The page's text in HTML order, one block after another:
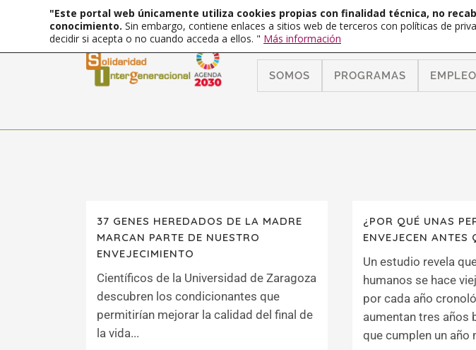
SOMOS PROGRAMAS EMPLEO
37 GENES HEREDADOS DE LA MADRE
MARCAN PARTE DE NUESTRO
ENVEJECIMIENTO
Científicos de la Universidad de Zaragoza
descubren los condicionantes que
permitirían mejorar la calidad del final de
la vida...
¿POR QUÉ UNAS
ENVEJECEN ANTES
Un estudio revela
humanos se hace
por cada año
aumentan tres años
que cumplen un año
"Este portal web únicamente utiliza cookies propias con finalidad técnica, no
conocimiento. Sin embargo, contiene enlaces a sitios web de terceros con políticas de
decidir si acepta o no cuando acceda a ellos. " Más información